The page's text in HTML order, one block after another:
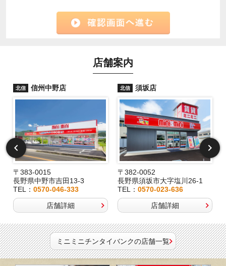
店舗案内
北信 信州中野店
〒383-0015
長野県中野市吉田13-3
TEL： 0570-046-333
店舗詳細
北信 須坂店
〒382-0052
長野県須坂市大字塩川26-1
TEL：0570-023-636
店舗詳細
ミニミニチンタイバンクの店舗一覧